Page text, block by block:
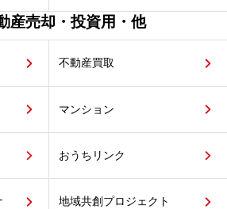
産売却・投資用・他
不動産買取
マンション
おうちリンク
地域共創プロジェクト